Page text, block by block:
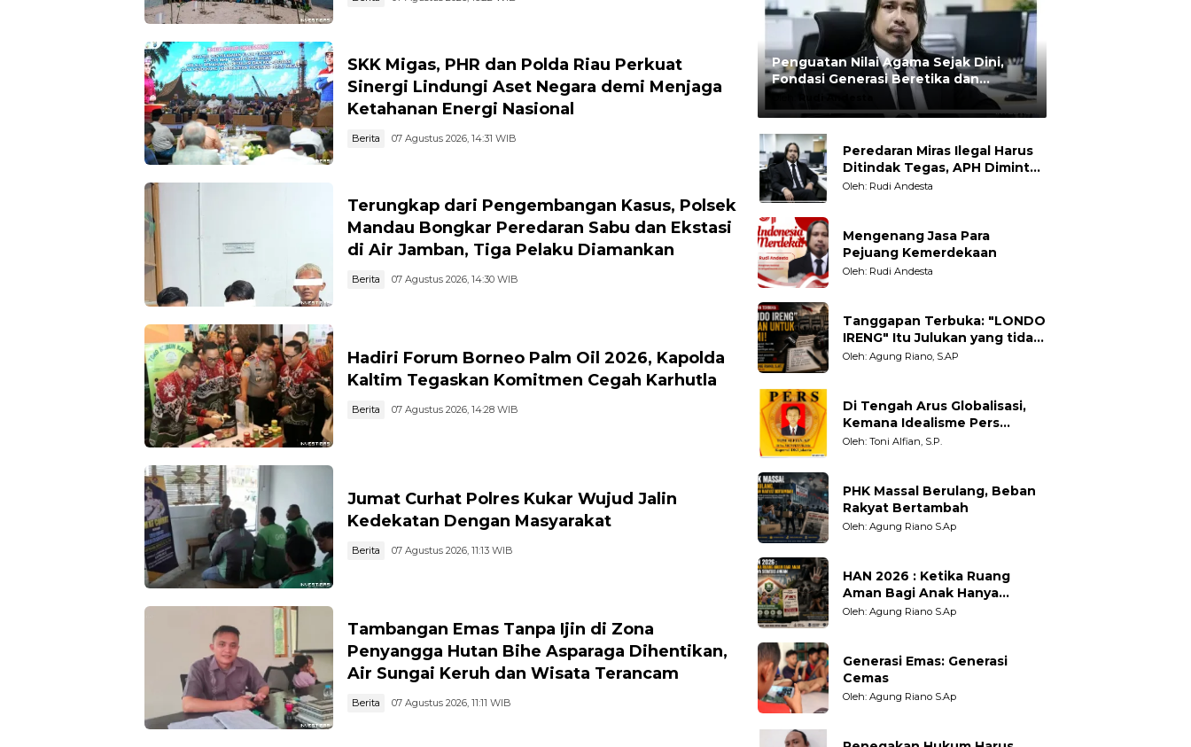
SKK Migas, PHR dan Polda Riau Perkuat
Sinergi Lindungi Aset Negara demi Menjaga
Ketahanan Energi Nasional
Berita 07 Agustus 2026, 14:31 WIB
Terungkap dari Pengembangan Kasus, Polsek
Mandau Bongkar Peredaran Sabu dan Ekstasi
di Air Jamban, Tiga Pelaku Diamankan
Berita 07 Agustus 2026, 14:30 WIB
Hadiri Forum Borneo Palm Oil 2026, Kapolda
Kaltim Tegaskan Komitmen Cegah Karhutla
Berita 07 Agustus 2026, 14:28 WIB
Jumat Curhat Polres Kukar Wujud Jalin
Kedekatan Dengan Masyarakat
Berita 07 Agustus 2026, 11:13 WIB
Tambangan Emas Tanpa Ijin di Zona
Penyangga Hutan Bihe Asparaga Dihentikan,
Air Sungai Keruh dan Wisata Terancam
Berita 07 Agustus 2026, 11:11 WIB
Penguatan Nilai Agama Sejak Dini,
Fondasi Generasi Beretika dan
BermoralRudi Andesta
Peredaran Miras Ilegal Harus
Ditindak Tegas, APH Diminta
Tegakkan Hukum Tanpa
Oleh: Rudi Andesta
Mengenang Jasa Para
Pejuang Kemerdekaan
Oleh: Rudi Andesta
Tanggapan Terbuka: "LONDO
IRENG" Itu Julukan yang tidak
Adil untuk Wartawan,
Oleh: Agung Riano, S.AP
Di Tengah Arus Globalisasi,
Kemana Idealisme Pers
Berpihak?
Oleh: Toni Alfian, S.P.
PHK Massal Berulang, Beban
Rakyat Bertambah
Oleh: Agung Riano S.Ap
HAN 2026 : Ketika Ruang
Aman Bagi Anak Hanya
Sebatas Angan
Oleh: Agung Riano S.Ap
Generasi Emas: Generasi
Cemas
Oleh: Agung Riano S.Ap